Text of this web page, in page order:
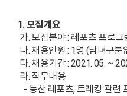
1. 모집개요
가. 모집분야 : 레포츠 프로
나. 채용인원 : 1명 (남녀구분
다. 채용기간 : 2021. 05. ~
라. 직무내용
- 등산 레포츠, 트레킹 관련